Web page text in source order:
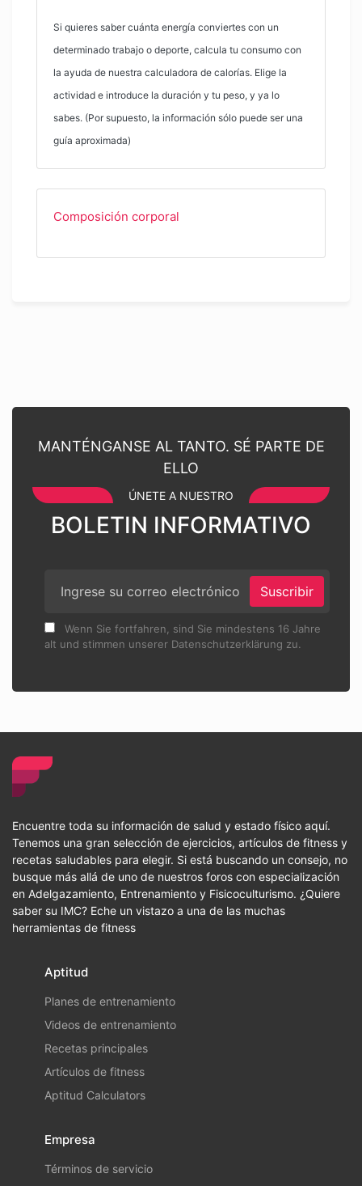
Si quieres saber cuánta energía conviertes con un
determinado trabajo o deporte, calcula tu consumo con
la ayuda de nuestra calculadora de calorías. Elige la
actividad e introduce la duración y tu peso, y ya lo
sabes. (Por supuesto, la información sólo puede ser una
guía aproximada)
Composición corporal
MANTÉNGANSE AL TANTO. SÉ PARTE DE
ELLO
ÚNETE A NUESTRO
BOLETIN INFORMATIVO
Suscribir
Wenn Sie fortfahren, sind Sie mindestens 16 Jahre
alt und stimmen unserer Datenschutzerklärung zu.
Encuentre toda su información de salud y estado físico aquí.
Tenemos una gran selección de ejercicios, artículos de fitness y
recetas saludables para elegir. Si está buscando un consejo, no
busque más allá de uno de nuestros foros con especialización
en Adelgazamiento, Entrenamiento y Fisicoculturismo. ¿Quiere
saber su IMC? Eche un vistazo a una de las muchas
herramientas de fitness
Aptitud
Planes de entrenamiento
Videos de entrenamiento
Recetas principales
Artículos de fitness
Aptitud Calculators
Empresa
Términos de servicio